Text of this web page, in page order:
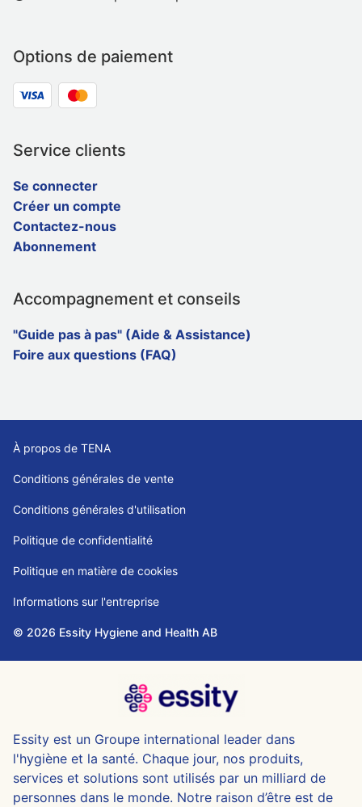
Options de paiement
Service clients
Se connecter
Créer un compte
Contactez-nous
Abonnement
Accompagnement et conseils
"Guide pas à pas" (Aide & Assistance)
Foire aux questions (FAQ)
À propos de TENA
Conditions générales de vente
Conditions générales d'utilisation
Politique de confidentialité
Politique en matière de cookies
Informations sur l'entreprise
© 2026 Essity Hygiene and Health AB
Essity est un Groupe international leader dans
l'hygiène et la santé. Chaque jour, nos produits,
services et solutions sont utilisés par un milliard de
personnes dans le monde. Notre raison d’être est de